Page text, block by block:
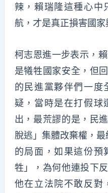
辣，賴瑞隆這種心中
航，才是真正損害國家
柯志恩進一步表示，
是犧牲國家安全，但
的民進黨夥伴們一度
疑，當時是在打假球
出，最荒謬的是，民
脫逃」集體改棄權，
的局面，如果這份預
牲」，為何他連投下
他在立法院不敢反對